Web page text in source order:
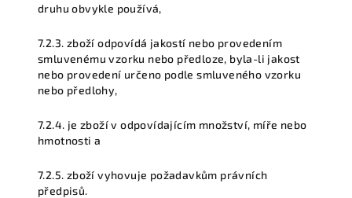
druhu obvykle používá,
7.2.3. zboží odpovídá jakostí nebo provedením
smluvenému vzorku nebo předloze, byla-li jakost
nebo provedení určeno podle smluveného vzorku
nebo předlohy,
7.2.4. je zboží v odpovídajícím množství, míře nebo
hmotnosti a
7.2.5. zboží vyhovuje požadavkům právních
předpisů.